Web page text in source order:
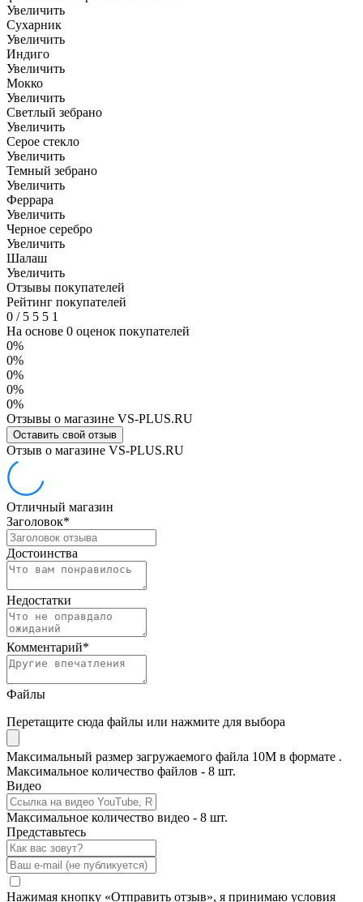
Увеличить
Сухарник
Увеличить
Индиго
Увеличить
Мокко
Увеличить
Светлый зебрано
Увеличить
Серое стекло
Увеличить
Темный зебрано
Увеличить
Феррара
Увеличить
Черное серебро
Увеличить
Шалаш
Увеличить
Отзывы покупателей
Рейтинг покупателей
0 /5 5 5 1
На основе 0 оценок покупателей
0%
0%
0%
0%
0%
Отзывы о магазине VS-PLUS.RU
Оставить свой отзыв
Отзыв о магазине VS-PLUS.RU
Отличный магазин
Заголовок*
Достоинства
Недостатки
Комментарий*
Файлы
Перетащите сюда файлы или нажмите для выбора
Максимальный размер загружаемого файла 10M в формате .
Максимальное количество файлов - 8 шт.
Видео
Максимальное количество видео - 8 шт.
Представьтесь
Нажимая кнопку «Отправить отзыв», я принимаю условия